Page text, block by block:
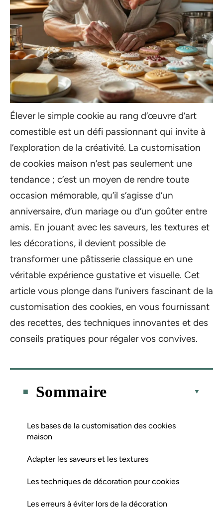
Élever le simple cookie au rang d’œuvre d’art
comestible est un défi passionnant qui invite à
l’exploration de la créativité. La customisation
de cookies maison n’est pas seulement une
tendance ; c’est un moyen de rendre toute
occasion mémorable, qu’il s’agisse d’un
anniversaire, d’un mariage ou d’un goûter entre
amis. En jouant avec les saveurs, les textures et
les décorations, il devient possible de
transformer une pâtisserie classique en une
véritable expérience gustative et visuelle. Cet
article vous plonge dans l’univers fascinant de la
customisation des cookies, en vous fournissant
des recettes, des techniques innovantes et des
conseils pratiques pour régaler vos convives.
Sommaire
Les bases de la customisation des cookies
maison
Adapter les saveurs et les textures
Les techniques de décoration pour cookies
Les erreurs à éviter lors de la décoration